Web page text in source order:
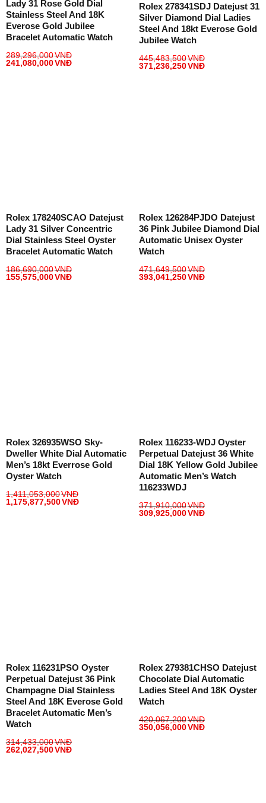
Lady 31 Rose Gold Dial
Stainless Steel And 18K
Everose Gold Jubilee
Bracelet Automatic Watch
289,296,000VNĐ
241,080,000VNĐ
Rolex 278341SDJ Datejust 31
Silver Diamond Dial Ladies
Steel And 18kt Everose Gold
Jubilee Watch
445,483,500VNĐ
371,236,250VNĐ
Rolex 178240SCAO Datejust
Lady 31 Silver Concentric
Dial Stainless Steel Oyster
Bracelet Automatic Watch
186,690,000VNĐ
155,575,000VNĐ
Rolex 126284PJDO Datejust
36 Pink Jubilee Diamond Dial
Automatic Unisex Oyster
Watch
471,649,500VNĐ
393,041,250VNĐ
Rolex 326935WSO Sky-
Dweller White Dial Automatic
Men’s 18kt Everrose Gold
Oyster Watch
1,411,053,000VNĐ
1,175,877,500VNĐ
Rolex 116233-WDJ Oyster
Perpetual Datejust 36 White
Dial 18K Yellow Gold Jubilee
Automatic Men’s Watch
116233WDJ
371,910,000VNĐ
309,925,000VNĐ
Rolex 116231PSO Oyster
Perpetual Datejust 36 Pink
Champagne Dial Stainless
Steel And 18K Everose Gold
Bracelet Automatic Men’s
Watch
314,433,000VNĐ
262,027,500VNĐ
Rolex 279381CHSO Datejust
Chocolate Dial Automatic
Ladies Steel And 18K Oyster
Watch
420,067,200VNĐ
350,056,000VNĐ